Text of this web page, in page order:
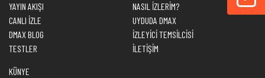
YAYIN AKIŞI
CANLI İZLE
DMAX BLOG
TESTLER
NASIL İZLERİM?
UYDUDA DMAX
İZLEYİCİ TEMSİLCİSİ
İLETİŞİM
KÜNYE